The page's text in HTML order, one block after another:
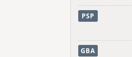
PSP
GBA